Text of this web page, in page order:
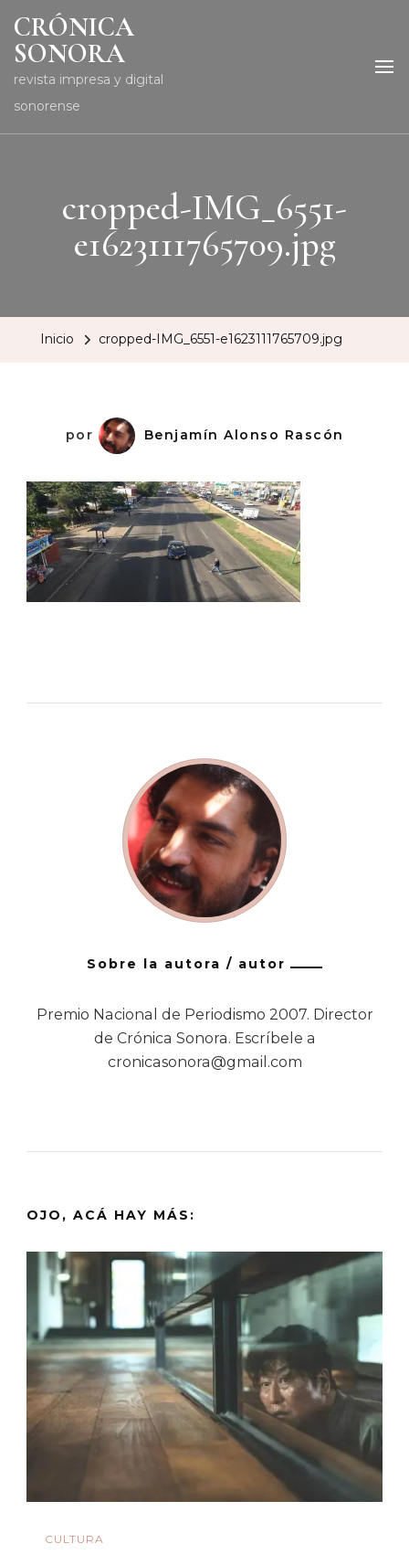
CRÓNICA
SONORA
revista impresa y digital
sonorense
cropped-IMG_6551-
e1623111765709.jpg
Inicio cropped-IMG_6551-e1623111765709.jpg
por Benjamín Alonso Rascón
Sobre la autora / autor
Premio Nacional de Periodismo 2007. Director
de Crónica Sonora. Escríbele a
cronicasonora@gmail.com
OJO, ACÁ HAY MÁS:
CULTURA